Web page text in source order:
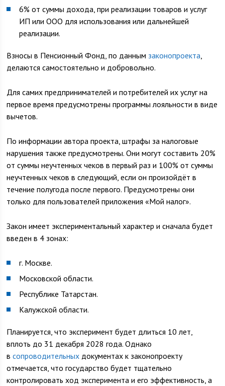
6% от суммы дохода, при реализации товаров и услуг
ИП или ООО для использования или дальнейшей
реализации.
Взносы в Пенсионный Фонд, по данным законопроекта,
делаются самостоятельно и добровольно.
Для самих предпринимателей и потребителей их услуг на
первое время предусмотрены программы лояльности в виде
вычетов.
По информации автора проекта, штрафы за налоговые
нарушения также предусмотрены. Они могут составить 20%
от суммы неучтенных чеков в первый раз и 100% от суммы
неучтенных чеков в следующий, если он произойдёт в
течение полугода после первого. Предусмотрены они
только для пользователей приложения «Мой налог».
Закон имеет экспериментальный характер и сначала будет
введен в 4 зонах:
г. Москве.
Московской области.
Республике Татарстан.
Калужской области.
Планируется, что эксперимент будет длиться 10 лет,
вплоть до 31 декабря 2028 года. Однако
всопроводительных документах к законопроекту
отмечается, что государство будет тщательно
контролировать ход эксперимента и его эффективность, а